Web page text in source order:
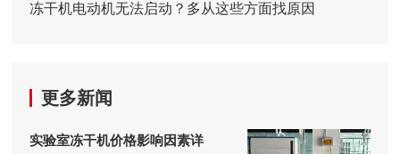
冻干机电动机无法启动？多从这些方面找原因
更多新闻
实验室冻干机价格影响因素详